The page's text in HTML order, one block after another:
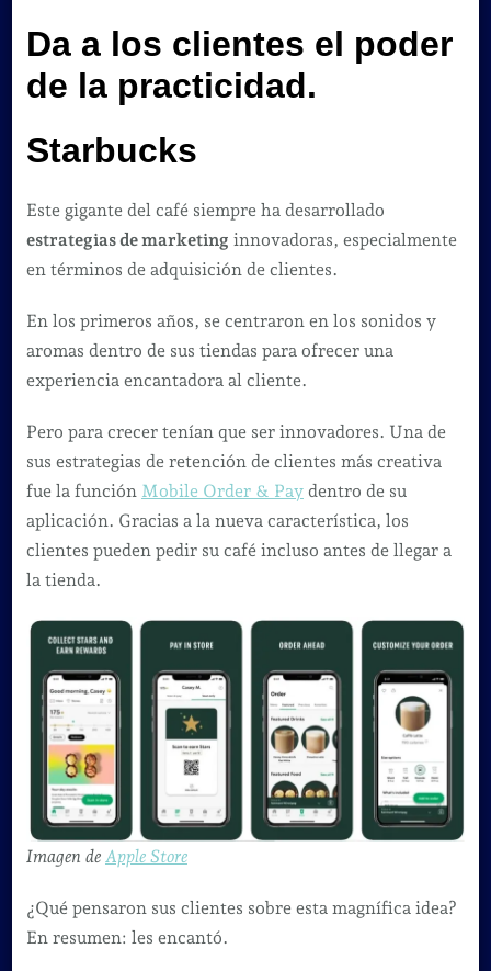
Da a los clientes el poder
de la practicidad.
Starbucks
Este gigante del café siempre ha desarrollado
estrategias de marketing innovadoras, especialmente
en términos de adquisición de clientes.
En los primeros años, se centraron en los sonidos y
aromas dentro de sus tiendas para ofrecer una
experiencia encantadora al cliente.
Pero para crecer tenían que ser innovadores. Una de
sus estrategias de retención de clientes más creativa
fue la función Mobile Order & Paydentro de su
aplicación. Gracias a la nueva característica, los
clientes pueden pedir su café incluso antes de llegar a
la tienda.
Imagen de Apple Store
¿Qué pensaron sus clientes sobre esta magnífica idea?
En resumen: les encantó.